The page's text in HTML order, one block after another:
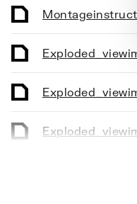
Geschikt voor
Geschikt voor urinoir
Vandaalbestendig
Met toiletblokhouder
Lengte
Exploded_view
Exploded_view
Exploded_view